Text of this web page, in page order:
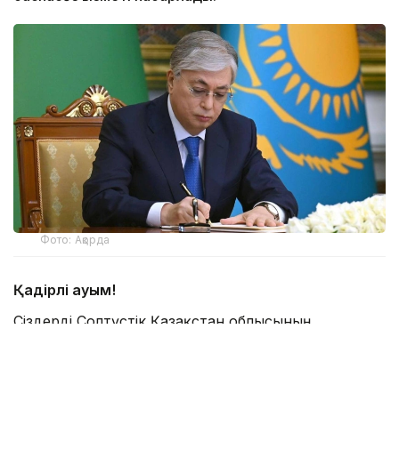
Фото: Ақорда
Қадірлі қауым!
Сіздерді Солтүстік Қазақстан облысының